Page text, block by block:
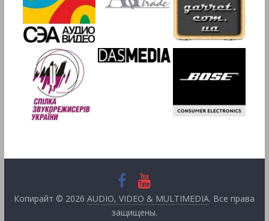
Копирайт © 2026AUDIO, VIDEO & MULTIMEDIA. Все права
защищены.